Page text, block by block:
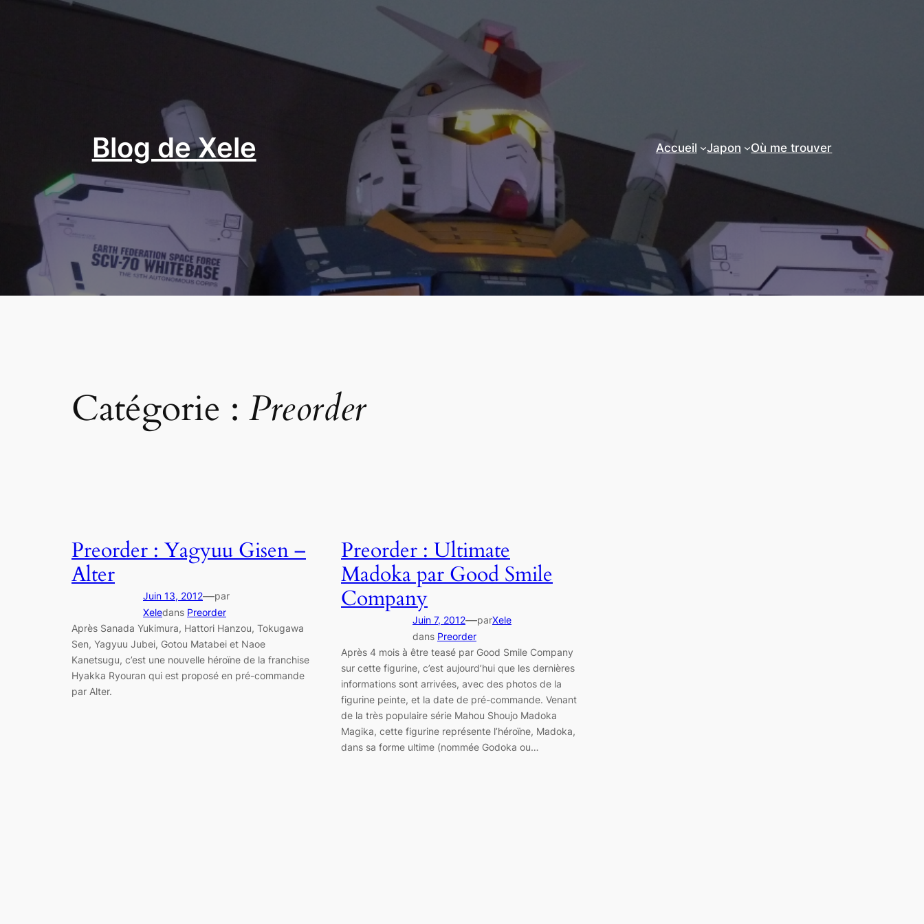
Blog de Xele Accueil Japon Où me trouver
Catégorie : Preorder
Preorder : Yagyuu Gisen –
Alter
Juin 13, 2012—par
Xeledans Preorder
Après Sanada Yukimura, Hattori Hanzou, Tokugawa
Sen, Yagyuu Jubei, Gotou Matabei et Naoe
Kanetsugu, c’est une nouvelle héroïne de la franchise
Hyakka Ryouran qui est proposé en pré-commande
par Alter.
Preorder : Ultimate
Madoka par Good Smile
Company
Juin 7, 2012—parXele
dans Preorder
Après 4 mois à être teasé par Good Smile Company
sur cette figurine, c’est aujourd’hui que les dernières
informations sont arrivées, avec des photos de la
figurine peinte, et la date de pré-commande. Venant
de la très populaire série Mahou Shoujo Madoka
Magika, cette figurine représente l’héroïne, Madoka,
dans sa forme ultime (nommée Godoka ou…